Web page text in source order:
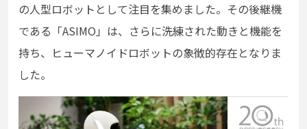
の人型ロボットとして注目を集めました。その後継機
である「ASIMO」は、さらに洗練された動きと機能を
持ち、ヒューマノイドロボットの象徴的存在となりま
した。